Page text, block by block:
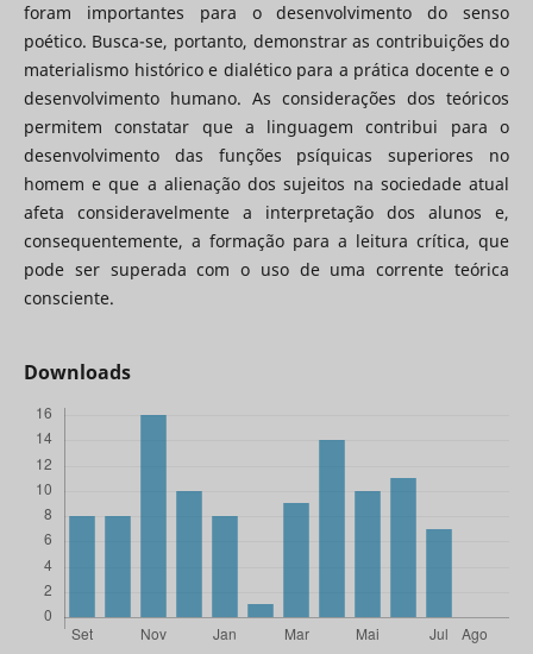
foram importantes para o desenvolvimento do senso
poético. Busca-se, portanto, demonstrar as contribuições do
materialismo histórico e dialético para a prática docente e o
desenvolvimento humano. As considerações dos teóricos
permitem constatar que a linguagem contribui para o
desenvolvimento das funções psíquicas superiores no
homem e que a alienação dos sujeitos na sociedade atual
afeta consideravelmente a interpretação dos alunos e,
consequentemente, a formação para a leitura crítica, que
pode ser superada com o uso de uma corrente teórica
consciente.
Downloads